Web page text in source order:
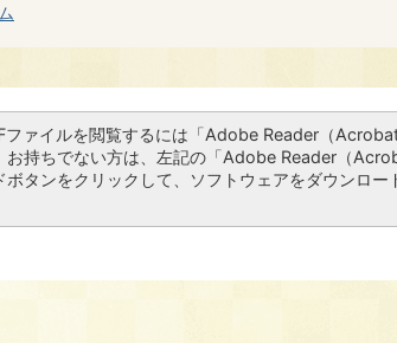
ファイルを閲覧するには「Adobe Reader（
お持ちでない方は、左記の「Adobe Reader（
ボタンをクリックして、ソフトウェアをダウンロー